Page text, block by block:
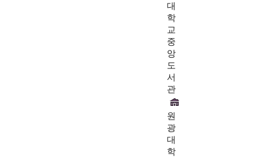
대
학
교
중
앙
도
서
관
원
광
대
학